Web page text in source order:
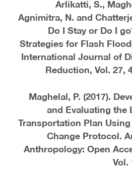
Agnimitra, N. and
Do I Stay or Do I
Strategies for Flash
International Journal of
Reduction, Vol. 27,
· 16. Maghelal, P. (2017).
and Evaluating the
Transportation Plan
Change Protocol.
Anthropology: Open
Vol.